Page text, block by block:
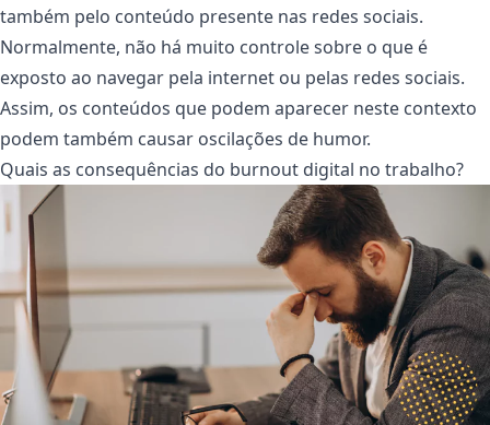
também pelo conteúdo presente nas redes sociais.
Normalmente, não há muito controle sobre o que é
exposto ao navegar pela internet ou pelas redes sociais.
Assim, os conteúdos que podem aparecer neste contexto
podem também causar oscilações de humor.
Quais as consequências do burnout digital no trabalho?